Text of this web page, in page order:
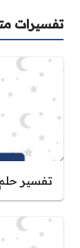
تفسيرات
تفسير